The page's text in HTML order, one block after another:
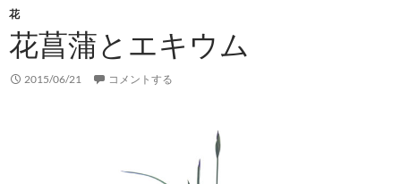
花
花菖蒲とエキウム
2015/06/21 コメントする